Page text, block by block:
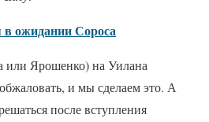
в ожидании Сороса
или Ярошенко) на Уилана
и мы сделаем это. А
после вступления